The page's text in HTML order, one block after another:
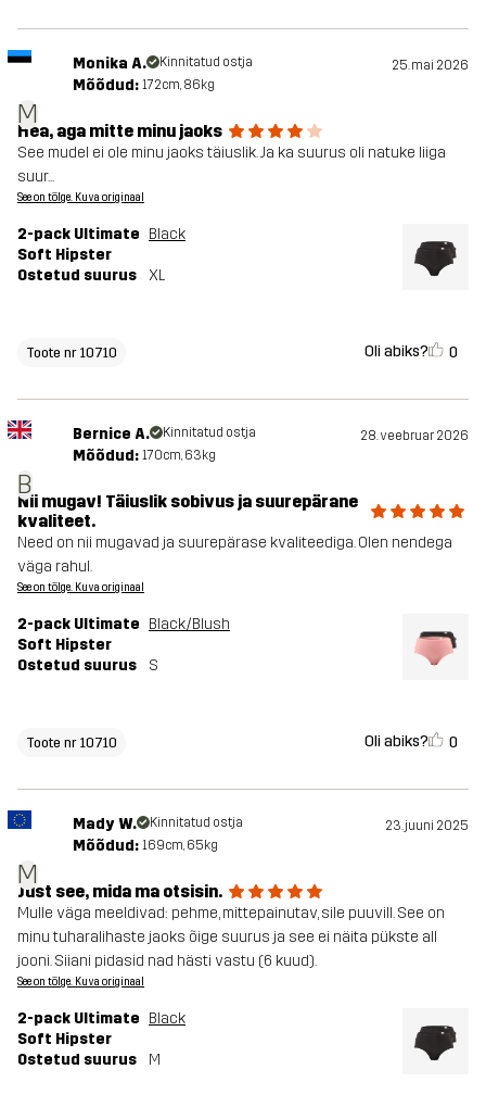
M
Monika A. Kinnitatud ostja 25. mai 2026
Mõõdud: 172cm, 86kg
Hea, aga mitte minu jaoks
See mudel ei ole minu jaoks täiuslik. Ja ka suurus oli natuke liiga
suur...
See on tõlge. Kuva originaal
2-pack Ultimate
Soft Hipster
Black
Ostetud suurus XL
Toote nr 10710 Oli abiks? 0
B
Bernice A. Kinnitatud ostja 28. veebruar 2026
Mõõdud: 170cm, 63kg
Nii mugav! Täiuslik sobivus ja suurepärane
kvaliteet.
Need on nii mugavad ja suurepärase kvaliteediga. Olen nendega
väga rahul.
See on tõlge. Kuva originaal
2-pack Ultimate
Soft Hipster
Black/Blush
Ostetud suurus S
Toote nr 10710 Oli abiks? 0
M
Mady W. Kinnitatud ostja 23. juuni 2025
Mõõdud: 169cm, 65kg
Just see, mida ma otsisin.
Mulle väga meeldivad: pehme, mittepainutav, sile puuvill. See on
minu tuharalihaste jaoks õige suurus ja see ei näita pükste all
jooni. Siiani pidasid nad hästi vastu (6 kuud).
See on tõlge. Kuva originaal
2-pack Ultimate
Soft Hipster
Black
Ostetud suurus M